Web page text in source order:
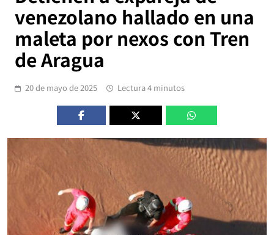
venezolano hallado en una
maleta por nexos con Tren
de Aragua
20 de mayo de 2025 Lectura 4 minutos